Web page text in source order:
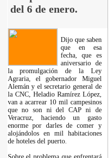
del 6 de enero.
Dijo que saben
que en esa
fecha, que es
aniversario de
la promulgación de la Ley
Agraria, el gobernador Miguel
Alemán y el secretario general de
la CNC, Heladio Ramírez López,
van a acarrear 10 mil campesinos
que no son ni del CAP ni de
Veracruz, haciendo un gasto
enorme por darles de comer y
alojándolos en mil habitaciones
de hoteles del puerto.